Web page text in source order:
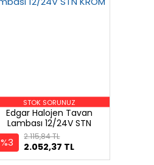
STOK SORUNUZ
Edgar Halojen Tavan
Lambası 12/24V STN
KROM
%3 2.052,37 TL
2.115,84 TL